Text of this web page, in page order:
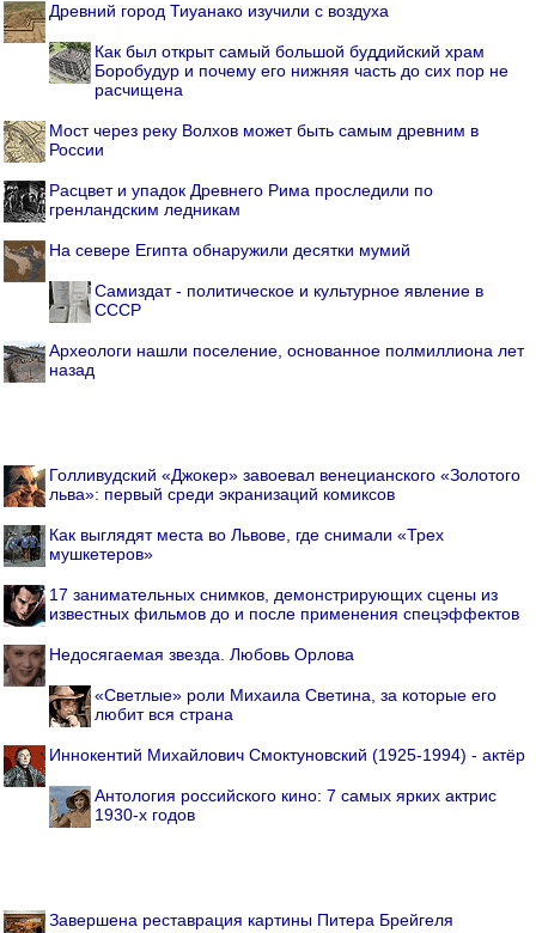
Древний город Тиуанако изучили с воздуха
Как был открыт самый большой буддийский храм
Боробудур и почему его нижняя часть до сих пор не
расчищена
Мост через реку Волхов может быть самым древним в
России
Расцвет и упадок Древнего Рима проследили по
гренландским ледникам
На севере Египта обнаружили десятки мумий
Самиздат - политическое и культурное явление в
СССР
Археологи нашли поселение, основанное полмиллиона лет
назад
Голливудский «Джокер» завоевал венецианского «Золотого
льва»: первый среди экранизаций комиксов
Как выглядят места во Львове, где снимали «Трех
мушкетеров»
17 занимательных снимков, демонстрирующих сцены из
известных фильмов до и после применения спецэффектов
Недосягаемая звезда. Любовь Орлова
«Светлые» роли Михаила Светина, за которые его
любит вся страна
Иннокентий Михайлович Смоктуновский (1925-1994) - актёр
Антология российского кино: 7 самых ярких актрис
1930-х годов
Завершена реставрация картины Питера Брейгеля